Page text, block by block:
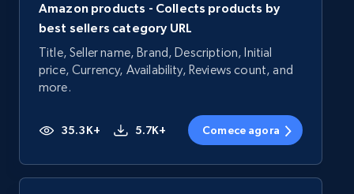
Amazon products - Collects products by
best sellers category URL
Title, Seller name, Brand, Description, Initial
price, Currency, Availability, Reviews count, and
more.
35.3K+ 5.7K+ Comece agora